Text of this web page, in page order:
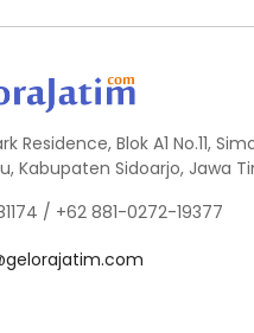
Residence, Blok A1 No.11,
Kabupaten Sidoarjo, Jawa
/ +62 881-0272-19377